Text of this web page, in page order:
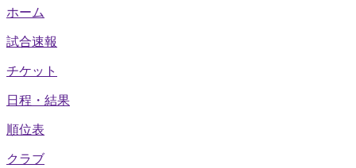
ホーム
試合速報
チケット
日程・結果
順位表
クラブ